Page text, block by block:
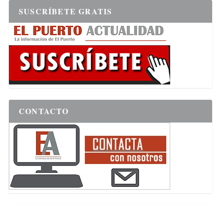
SUSCRÍBETE GRATIS
CONTACTO